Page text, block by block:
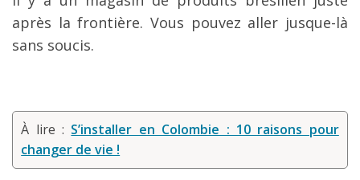
après la frontière. Vous pouvez aller jusque-là
sans soucis.
À lire : S’installer en Colombie : 10 raisons pour
changer de vie !